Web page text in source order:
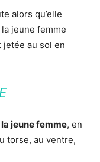
alors qu’elle
jeune femme
jetée au sol en
jeune femme, en
torse, au ventre,